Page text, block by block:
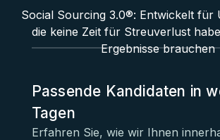
Social Sourcing 3.0®: Entwickelt für
die keine Zeit für Streuverlust
Ergebnisse brauchen
Passende Kandidaten in
Tagen
Erfahren Sie, wie wir Ihnen